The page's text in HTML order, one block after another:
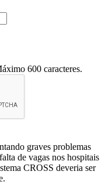
600 caracteres.
graves problemas
de vagas nos hospitais
CROSS deveria ser